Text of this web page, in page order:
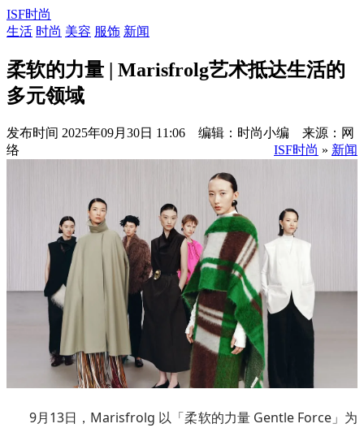
ISF时尚
生活 时尚 美容 服饰 新闻
柔软的力量 | Marisfrolg艺术抵达生活的
多元领域
发布时间 2025年09月30日 11:06 编辑：时尚小编 来源：网
络
ISF时尚 » 新闻
9月13日，Marisfrolg 以「柔软的力量 Gentle Force」为